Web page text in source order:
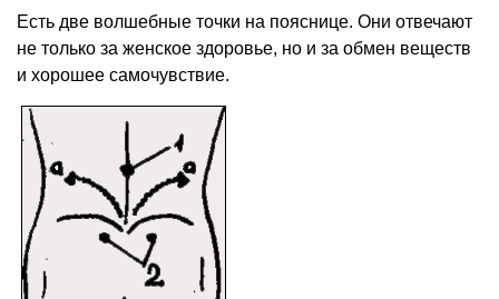
Есть две волшебные точки на пояснице. Они отвечают
не только за женское здоровье, но и за обмен веществ
и хорошее самочувствие.